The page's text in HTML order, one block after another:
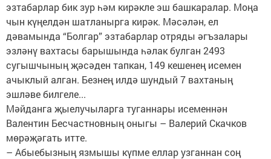
эзтабарлар бик зур һәм кирәкле эш башкаралар. Моңа
чын күңелдән шатланырга кирәк. Мәсәлән, ел
дәвамында “Болгар” эзтабарлар отряды әгъзалары
эзләнү вахтасы барышында һәлак булган 2493
сугышчының җәсәден тапкан, 149 кешенең исемен
ачыклый алган. Безнең илдә шундый 7 вахтаның
эшләве билгеле...
Мәйданга җыелучыларга туганнары исеменнән
Валентин Бесчастновның оныгы – Валерий Скачков
мөрәҗәгать итте.
– Абыебызның язмышы күпме еллар узганнан соң